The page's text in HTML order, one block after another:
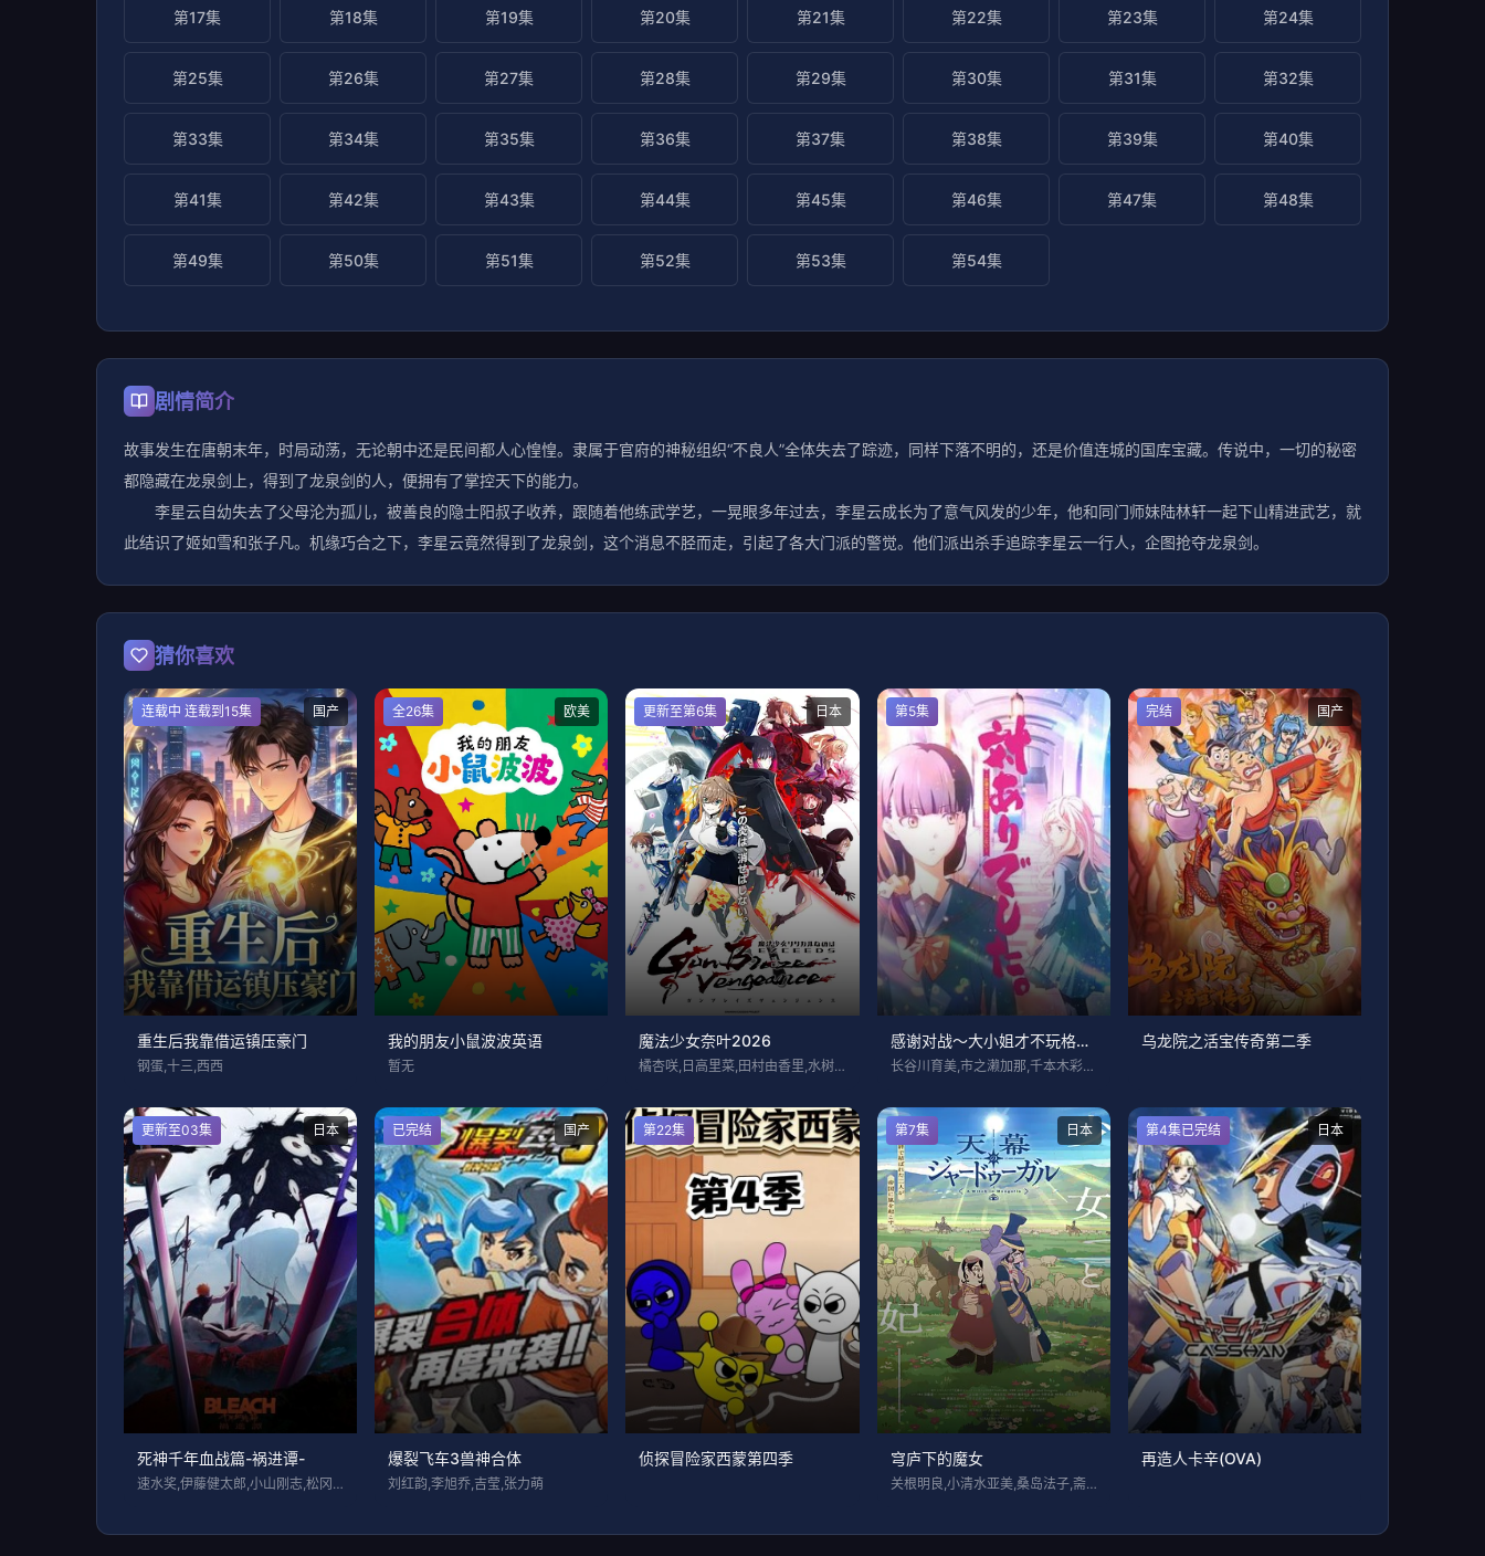
第17集 第18集 第19集 第20集 第21集 第22集 第23集 第24集
第25集 第26集 第27集 第28集 第29集 第30集 第31集 第32集
第33集 第34集 第35集 第36集 第37集 第38集 第39集 第40集
第41集 第42集 第43集 第44集 第45集 第46集 第47集 第48集
第49集 第50集 第51集 第52集 第53集 第54集
剧情简介
故事发生在唐朝末年，时局动荡，无论朝中还是民间都人心惶惶。隶属于官府的神秘组织“不良人”全体失去了踪迹，同样下落不明的，还是价值连城的国库宝藏。传说中，一切的秘密
都隐藏在龙泉剑上，得到了龙泉剑的人，便拥有了掌控天下的能力。
李星云自幼失去了父母沦为孤儿，被善良的隐士阳叔子收养，跟随着他练武学艺，一晃眼多年过去，李星云成长为了意气风发的少年，他和同门师妹陆林轩一起下山精进武艺，就
此结识了姬如雪和张子凡。机缘巧合之下，李星云竟然得到了龙泉剑，这个消息不胫而走，引起了各大门派的警觉。他们派出杀手追踪李星云一行人，企图抢夺龙泉剑。
猜你喜欢
国产
连载中 连载到15集
重生后我靠借运镇压豪门
钢蛋,十三,西西
欧美
全26集
我的朋友小鼠波波英语
暂无
日本
更新至第6集
魔法少女奈叶2026
橘杏咲,日高里菜,田村由香里,水树奈奈,
第5集
感谢对战～大小姐才不玩格斗游戏
长谷川育美,市之濑加那,千本木彩花,下地
国产
完结
乌龙院之活宝传奇第二季
日本
更新至03集
死神千年血战篇-祸进谭-
速水奖,伊藤健太郎,小山刚志,松冈由贵,
国产
已完结
爆裂飞车3兽神合体
刘红韵,李旭乔,吉莹,张力萌
第22集
侦探冒险家西蒙第四季
日本
第7集
穹庐下的魔女
关根明良,小清水亚美,桑岛法子,斋藤润,
日本
第4集已完结
再造人卡辛(OVA)